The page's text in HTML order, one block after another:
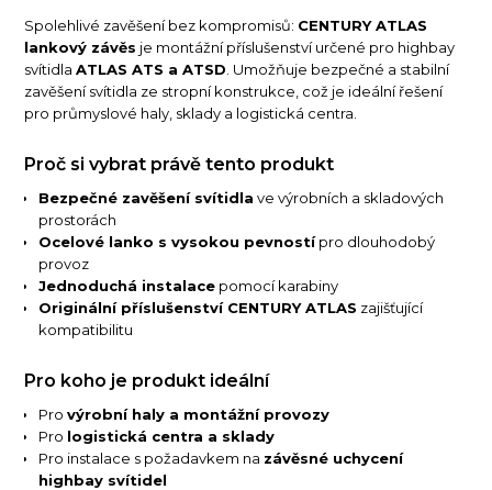
Spolehlivé zavěšení bez kompromisů: CENTURY ATLAS
lankový závěs je montážní příslušenství určené pro highbay
svítidlaATLAS ATS a ATSD . Umožňuje bezpečné a stabilní
zavěšení svítidla ze stropní konstrukce, což je ideální řešení
pro průmyslové haly, sklady a logistická centra.
Proč si vybrat právě tento produkt
Bezpečné zavěšení svítidla ve výrobních a skladových
prostorách
Ocelové lanko s vysokou pevnostípro dlouhodobý
provoz
Jednoduchá instalace pomocí karabiny
Originální příslušenství CENTURY ATLAS zajišťující
kompatibilitu
Pro koho je produkt ideální
Provýrobní haly a montážní provozy
Pro logistická centra a sklady
Pro instalace s požadavkem na závěsné uchycení
highbay svítidel